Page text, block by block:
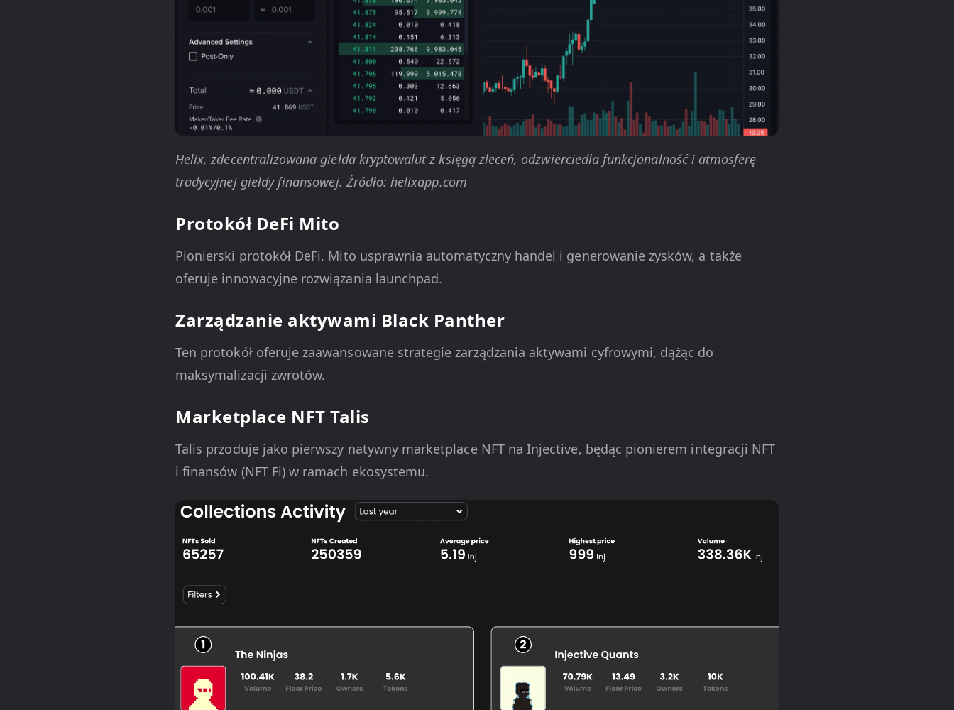
Helix, zdecentralizowana giełda kryptowalut z księgą zleceń, odzwierciedla funkcjonalność i atmosferę
tradycyjnej giełdy finansowej. Źródło: helixapp.com
Protokół DeFi Mito
Pionierski protokół DeFi, Mito usprawnia automatyczny handel i generowanie zysków, a także
oferuje innowacyjne rozwiązania launchpad.
Zarządzanie aktywami Black Panther
Ten protokół oferuje zaawansowane strategie zarządzania aktywami cyfrowymi, dążąc do
maksymalizacji zwrotów.
Marketplace NFT Talis
Talis przoduje jako pierwszy natywny marketplace NFT na Injective, będąc pionierem integracji NFT
i finansów (NFT Fi) w ramach ekosystemu.